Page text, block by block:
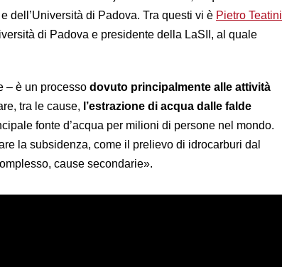
dell’Università di Padova. Tra questi vi è Pietro Teatini
di Padova e presidente della LaSII, al quale
– è un processo dovuto principalmente alle attività
tra le cause, l’estrazione di acqua dalle falde
fonte d’acqua per milioni di persone nel mondo.
la subsidenza, come il prelievo di idrocarburi dal
cause secondarie».